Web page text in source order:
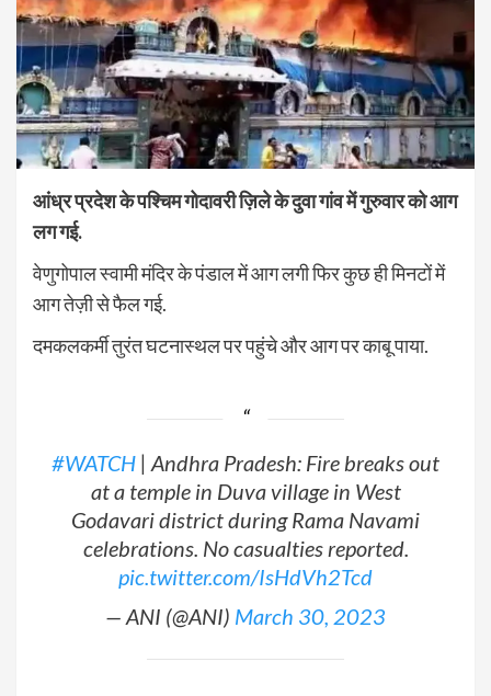
आंध्र प्रदेश के पश्चिम गोदावरी ज़िले के दुवा गांव में गुरुवार को आग
लग गई.
वेणुगोपाल स्वामी मंदिर के पंडाल में आग लगी फिर कुछ ही मिनटों में
आग तेज़ी से फैल गई.
दमकलकर्मी तुरंत घटनास्थल पर पहुंचे और आग पर काबू पाया.
#WATCH | Andhra Pradesh: Fire breaks out
at a temple in Duva village in West
Godavari district during Rama Navami
celebrations. No casualties reported.
pic.twitter.com/IsHdVh2Tcd
— ANI (@ANI) March 30, 2023